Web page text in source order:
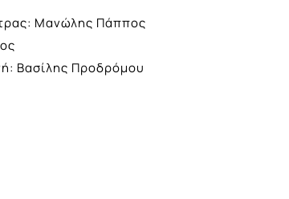
Μανώλης Πάππος
Βασίλης Προδρόμου